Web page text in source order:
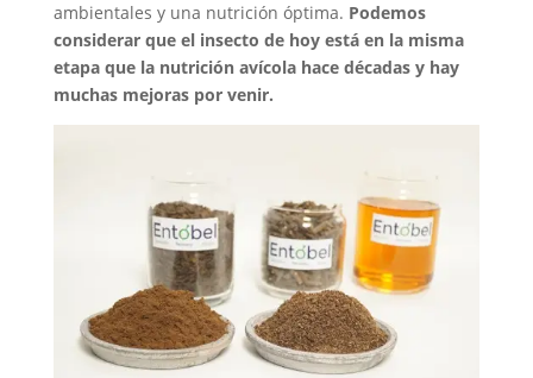
ambientales y una nutrición óptima. Podemos
considerar que el insecto de hoy está en la misma
etapa que la nutrición avícola hace décadas y hay
muchas mejoras por venir.